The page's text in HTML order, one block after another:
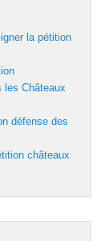
la pétition
les Châteaux
défense des
châteaux